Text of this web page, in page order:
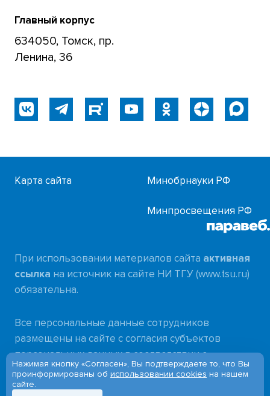
Главный корпус
634050, Томск, пр.
Ленина, 36
Карта сайта Минобрнауки РФ
Минпросвещения РФ
При использовании материалов сайта активная
ссылка на источник на сайте НИ ТГУ (www.tsu.ru)
обязательна.
Все персональные данные сотрудников
размещены на сайте с согласия субъектов
персональных данных в соответствии с
требованиями
Федерального закона от 27.07.2006 № 152-ФЗ
Нажимая кнопку «Согласен», Вы подтверждаете то, что Вы
проинформированы об использовании cookies на нашем
сайте.